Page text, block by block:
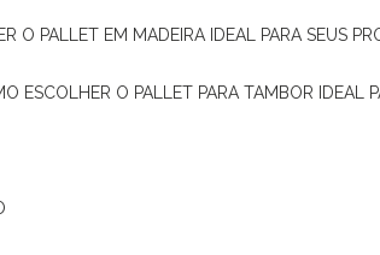
O PALLET EM MADEIRA IDEAL PARA SEUS
ESCOLHER O PALLET PARA TAMBOR IDEAL